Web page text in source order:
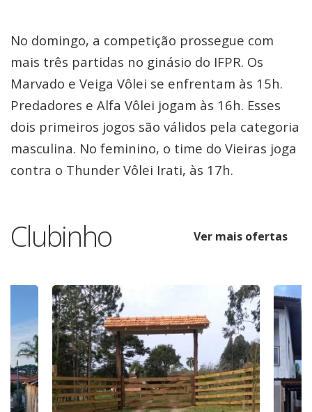
No domingo, a competição prossegue com
mais três partidas no ginásio do IFPR. Os
Marvado e Veiga Vôlei se enfrentam às 15h.
Predadores e Alfa Vôlei jogam às 16h. Esses
dois primeiros jogos são válidos pela categoria
masculina. No feminino, o time do Vieiras joga
contra o Thunder Vôlei Irati, às 17h.
Clubinho Ver mais ofertas